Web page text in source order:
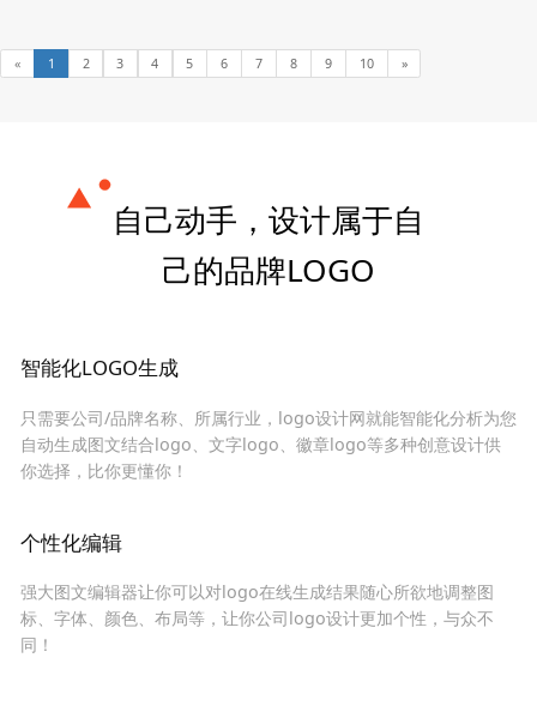
« 1 2 3 4 5 6 7 8 9 10 »
自己动手，设计属于自
己的品牌LOGO
智能化LOGO生成
只需要公司/品牌名称、所属行业，logo设计网就能智能化分析为您
自动生成图文结合logo、文字logo、徽章logo等多种创意设计供
你选择，比你更懂你！
个性化编辑
强大图文编辑器让你可以对logo在线生成结果随心所欲地调整图
标、字体、颜色、布局等，让你公司logo设计更加个性，与众不
同！